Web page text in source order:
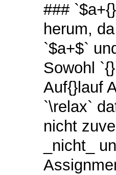
###
herum,
`$a+$`
Sowohl
Auf{}lauf
`\relax`
nicht
_nicht_